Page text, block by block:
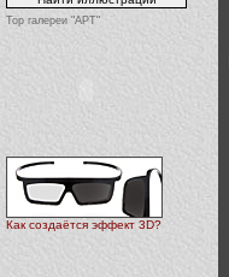
Top галереи "АРТ"
Как создаётся эффект 3D?